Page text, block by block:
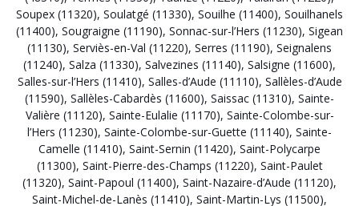
Soupex (11320), Soulatgé (11330), Souilhe (11400), Souilhanels
(11400), Sougraigne (11190), Sonnac-sur-l’Hers (11230), Sigean
(11130), Serviès-en-Val (11220), Serres (11190), Seignalens
(11240), Salza (11330), Salvezines (11140), Salsigne (11600),
Salles-sur-l’Hers (11410), Salles-d’Aude (11110), Sallèles-d’Aude
(11590), Sallèles-Cabardès (11600), Saissac (11310), Sainte-
Valière (11120), Sainte-Eulalie (11170), Sainte-Colombe-sur-
l’Hers (11230), Sainte-Colombe-sur-Guette (11140), Sainte-
Camelle (11410), Saint-Sernin (11420), Saint-Polycarpe
(11300), Saint-Pierre-des-Champs (11220), Saint-Paulet
(11320), Saint-Papoul (11400), Saint-Nazaire-d’Aude (11120),
Saint-Michel-de-Lanès (11410), Saint-Martin-Lys (11500),